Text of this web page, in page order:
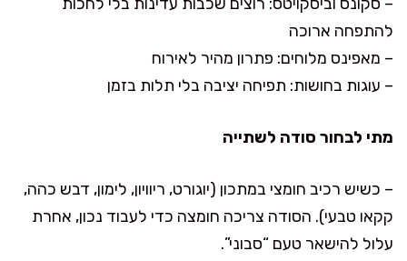
להתפחה ארוכה
– מאפינס מלוחים: פתרון מהיר לאירוח
– עוגות בחושות: תפיחה יציבה בלי תלות בזמן
מתי לבחור סודה לשתייה
– כשיש רכיב חומצי במתכון (יוגורט, ריוויון, לימון, דבש כהה,
קקאו טבעי). הסודה צריכה חומצה כדי לעבוד נכון, אחרת
עלול להישאר טעם “סבוני”.